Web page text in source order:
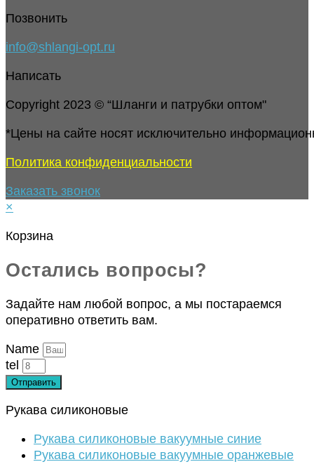
Позвонить
info@shlangi-opt.ru
Написать
Copyright 2023 © “Шланги и патрубки оптом"
*Цены на сайте носят исключительно
Политика конфиденциальности
Заказать звонок
×
Корзина
Остались вопросы?
Задайте нам любой вопрос, а мы постараемся
оперативно ответить вам.
Name
tel
Отправить
Рукава силиконовые
Рукава силиконовые вакуумные синие
Рукава силиконовые вакуумные оранжевые